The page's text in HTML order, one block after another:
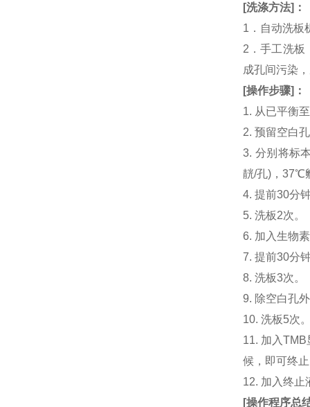
[洗涤方法] ：
1．自动洗板
2．手工洗板
成孔间污染
[操作步骤] ：
1. 从已平衡
2. 预留空白
3. 分别将标
靗/孔)，37℃
4. 提前30分
5. 洗板2次。
6. 加入生物
7. 提前30分
8. 洗板3次。
9. 除空白孔
10. 洗板5次
11. 加入
候，即可终
12. 加入终止
[操作程序总